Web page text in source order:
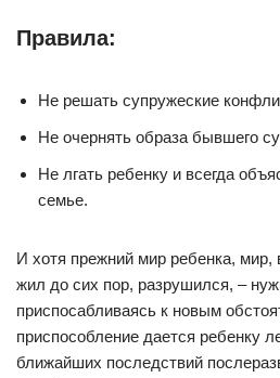
Правила:
Не решать супружеские
Не очернять образа бывшего
Не лгать ребенку и всегда
семье.
И хотя прежний мир ребенка, мир,
жил до сих пор, разрушился, –
приспосабливаясь к новым
приспособление дается ребенку
ближайших последствий